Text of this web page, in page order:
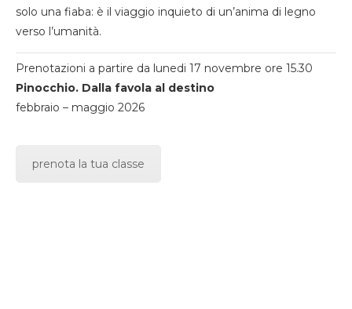
solo una fiaba: è il viaggio inquieto di un’anima di legno
verso l’umanità.
Prenotazioni a partire da lunedi 17 novembre ore 15.30
Pinocchio. Dalla favola al destino
febbraio – maggio 2026
prenota la tua classe